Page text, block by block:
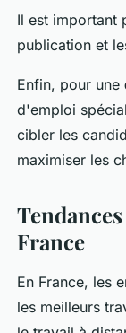
Il est important
publication et
Enfin, pour une
d'emploi
cibler les
maximiser les
France
En France, les
les meilleurs